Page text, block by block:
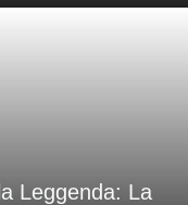
Leggenda: La